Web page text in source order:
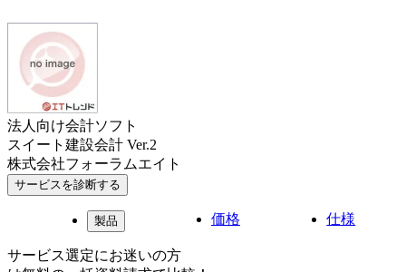
法人向け会計ソフト
スイート建設会計 Ver.2
株式会社フォーラムエイト
サービスを診断する
製品 価格 仕様
サービス選定にお迷いの方